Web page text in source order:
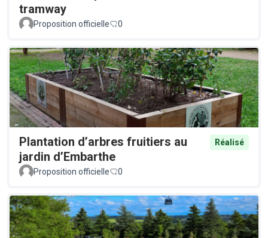
tramway
Proposition officielle 0
Plantation d’arbres fruitiers au
jardin d’Embarthe
Réalisé
Proposition officielle 0